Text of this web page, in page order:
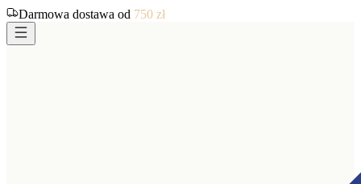
Darmowa dostawa od 750 zł